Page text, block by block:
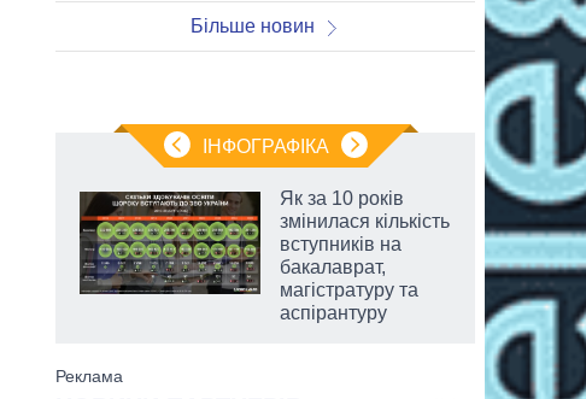
Більше новин
ІНФОГРАФІКА
Як за 10 років
змінилася кількість
вступників на
бакалаврат,
магістратуру та
аспірантуру